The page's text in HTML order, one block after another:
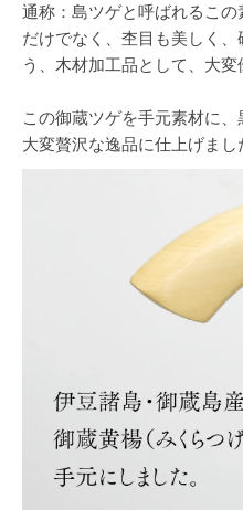
通称：島ツゲと呼ばれるこ
だけでなく、杢目も美しく
う、木材加工品として、大変
この御蔵ツゲを手元素材に
大変贅沢な逸品に仕上げまし